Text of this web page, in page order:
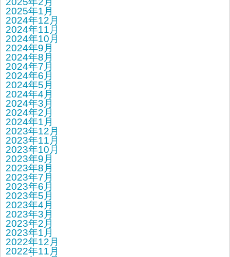
2025年1月
2024年12月
2024年11月
2024年10月
2024年9月
2024年8月
2024年7月
2024年6月
2024年5月
2024年4月
2024年3月
2024年2月
2024年1月
2023年12月
2023年11月
2023年10月
2023年9月
2023年8月
2023年7月
2023年6月
2023年5月
2023年4月
2023年3月
2023年2月
2023年1月
2022年12月
2022年11月